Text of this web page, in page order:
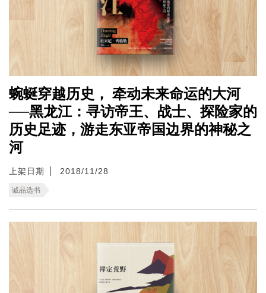
蜿蜒穿越历史， 牵动未来命运的大河
──黑龙江：寻访帝王、战士、探险家的
历史足迹，游走东亚帝国边界的神秘之
河
上架日期 2018/11/28
诚品选书